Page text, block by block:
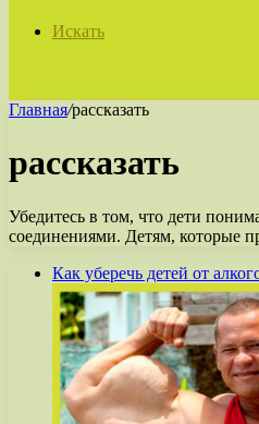
Искать
Главная/рассказать
рассказать
Убедитесь в том, что дети
соединениями. Детям, которые
Как уберечь детей от